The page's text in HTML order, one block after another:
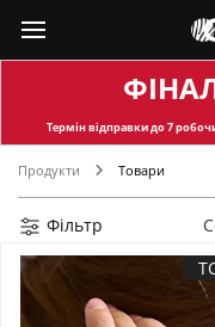
Термін відправкидо 7
Продукти Товари
Фільтр